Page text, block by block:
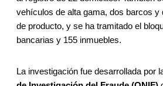
vehículos de alta gama, dos barcos y
de producto, y se ha tramitado el
bancarias y 155 inmuebles.
La investigación fue desarrollada por